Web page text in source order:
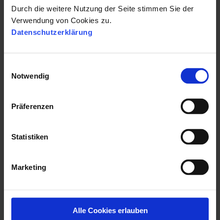
Durch die weitere Nutzung der Seite stimmen Sie der
Verwendung von Cookies zu.
Datenschutzerklärung
Notwendig
Präferenzen
Statistiken
Marketing
Alle Cookies erlauben
Gerne zeigen wir Ihnen in einer
kostenlosen Demo, wie die
Umsetzung für Ihr Unternehmen